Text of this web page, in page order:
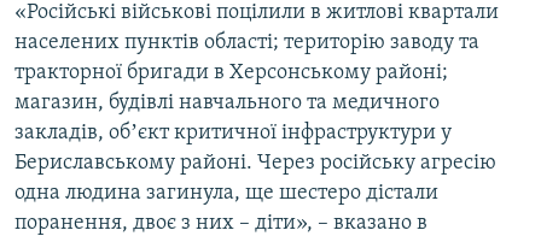
«Російські військові поцілили в житлові квартали
населених пунктів області; територію заводу та
тракторної бригади в Херсонському районі;
магазин, будівлі навчального та медичного
закладів, обʼєкт критичної інфраструктури у
Бериславському районі. Через російську агресію
одна людина загинула, ще шестеро дістали
поранення, двоє з них – діти», – вказано в